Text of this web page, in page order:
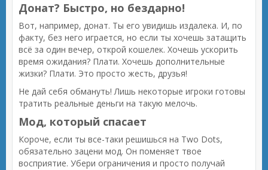
Донат? Быстро, но бездарно!
Вот, например, донат. Ты его увидишь издалека. И, по
факту, без него играется, но если ты хочешь затащить
всё за один вечер, открой кошелек. Хочешь ускорить
время ожидания? Плати. Хочешь дополнительные
жизки? Плати. Это просто жесть, друзья!
Не дай себя обмануть! Лишь некоторые игроки готовы
тратить реальные деньги на такую мелочь.
Мод, который спасает
Короче, если ты все-таки решишься на Two Dots,
обязательно зацени мод. Он поменяет твое
восприятие. Убери ограничения и просто получай